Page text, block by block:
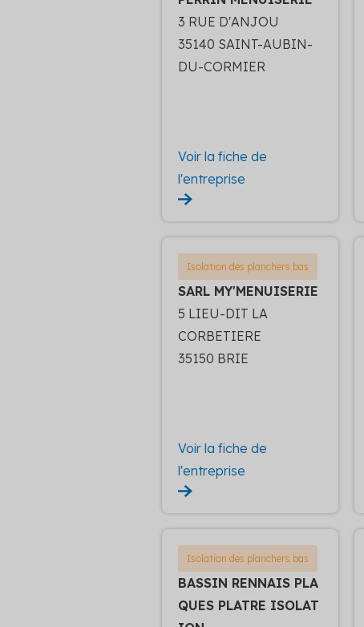
3 RUE D'ANJOU
35140 SAINT-AUBIN-
DU-CORMIER
Voir la fiche de
l'entreprise
Isolation des planchers bas
SARL MY'MENUISERIE
5 LIEU-DIT LA
CORBETIERE
35150 BRIE
Voir la fiche de
l'entreprise
Isolation des planchers bas
BASSIN RENNAIS PLA
QUES PLATRE ISOLAT